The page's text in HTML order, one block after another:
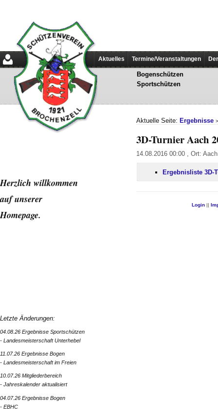
Aktuelles Termine/Veranstaltungen
Bogenschützen
Sportschützen
Aktuelle Seite: Ergebnisse >
3D-Turnier Aach
14.08.2016 00:00 , Ort: Aach
Ergebnisliste 3D-
Login ||
Herzlich willkommen
auf unserer
Homepage.
Letzte Änderungen:
04.08.26 Ergebnisse Sportschützen
- Landesmeisterschaft Unterhebel
11.07.26 Ergebnisse Bogen
- Landesmeisterschaft im Freien
10.07.26 Mitgliederbereich
- Jahreskalender aktualisiert
04.07.26 Ergebnisse Bogen
- EBHC